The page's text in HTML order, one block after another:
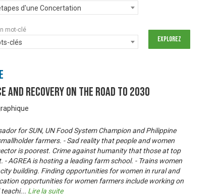
d'une Concertation
mot-clé
clés
and Recovery on the Road to 2030
for SUN, UN Food System Champion and Philippine
farmers. - Sad reality that people and women
is poorest. Crime against humanity that those at top
AGREA is hosting a leading farm school. - Trains women
building. Finding opportunities for women in rural and
opportunities for women farmers include working on
... Lire la suite